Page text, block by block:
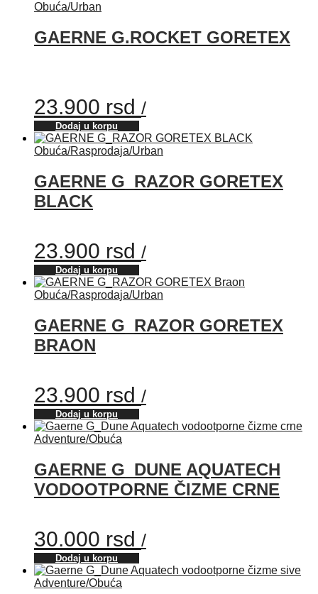
Obuća/Urban
GAERNE G.ROCKET GORETEX
23.900 rsd /
Dodaj u korpu
Obuća/Rasprodaja/Urban
GAERNE G_RAZOR GORETEX
BLACK
23.900 rsd /
Dodaj u korpu
Obuća/Rasprodaja/Urban
GAERNE G_RAZOR GORETEX
BRAON
23.900 rsd /
Dodaj u korpu
Adventure/Obuća
GAERNE G_DUNE AQUATECH
VODOOTPORNE ČIZME CRNE
30.000 rsd /
Dodaj u korpu
Adventure/Obuća